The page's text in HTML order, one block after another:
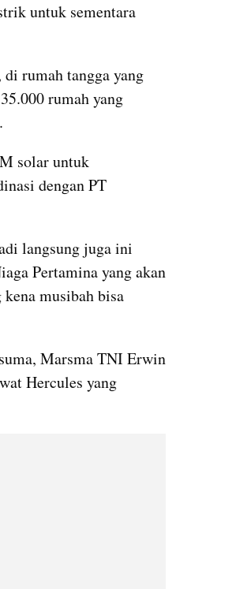
untuk sementara
rumah tangga yang
rumah yang
solar untuk
dengan PT
langsung juga ini
Pertamina yang akan
musibah bisa
Marsma TNI Erwin
Hercules yang